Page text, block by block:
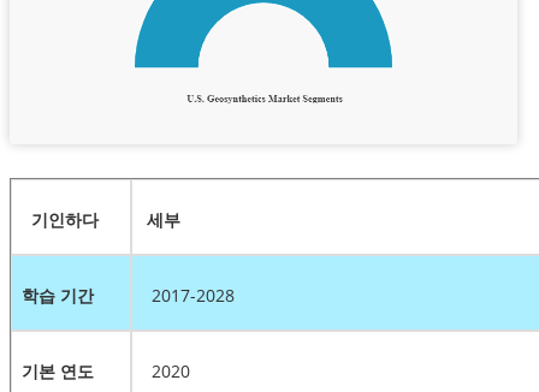
기인하다 세부
학습 기간 2017-2028
기본 연도 2020